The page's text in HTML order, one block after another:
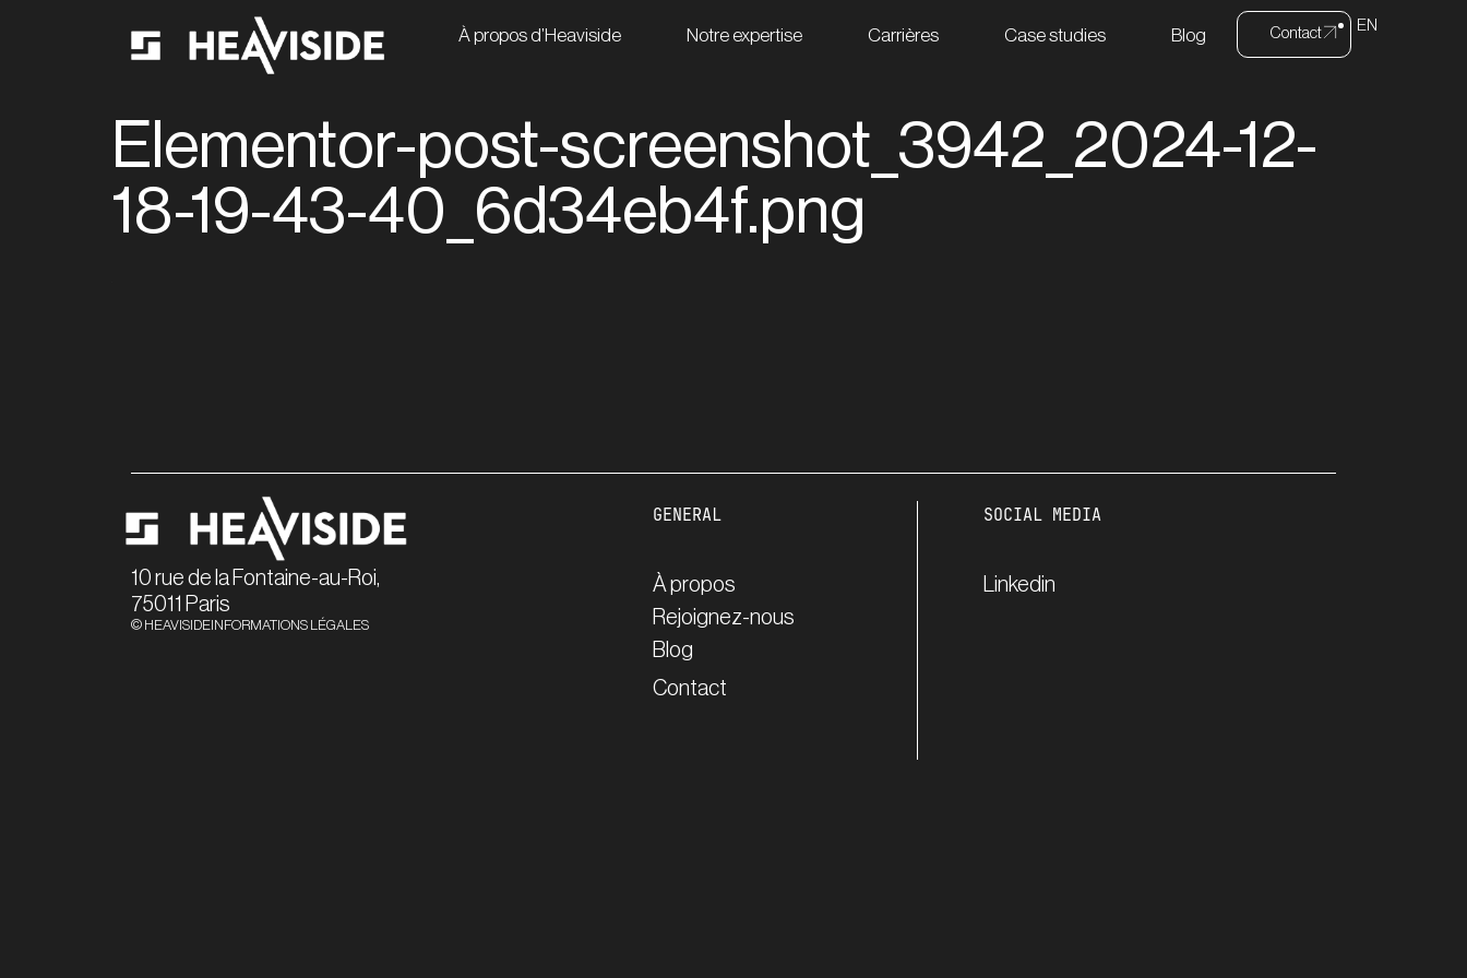
À propos d’Heaviside Notre expertise Carrières Case studies Blog Contact EN
Elementor-post-screenshot_3942_2024-12-
18-19-43-40_6d34eb4f.png
10 rue de la Fontaine-au-Roi,
75011 Paris
© HEAVISIDE INFORMATIONS LÉGALES
GENERAL
À propos
Rejoignez-nous
Blog
Contact
SOCIAL MEDIA
Linkedin